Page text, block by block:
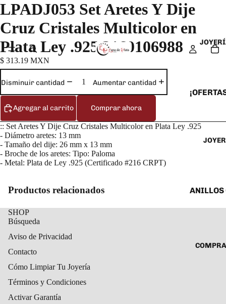
ARETES
SET DE
ANILLOS
LPADJ053 Set Aretes Y Dije
Cruz Cristales Multicolor en
Plata Ley .925 3160106988
$ 313.19 MXN
Disminuir cantidad Aumentar cantidad
Agregar al carrito Comprar ahora
:: Set Aretes Y Dije Cruz Cristales Multicolor en Plata Ley .925
- Diámetro aretes: 13 mm
- Tamaño del dije: 26 mm x 13 mm
- Broche de los aretes: Tipo: Paloma
- Metal: Plata de Ley .925 (Certificado #216 CRPT)
Productos relacionados
SHOP
Búsqueda
Aviso de Privacidad
Contacto
Cómo Limpiar Tu Joyería
Términos y Condiciones
Activar Garantía